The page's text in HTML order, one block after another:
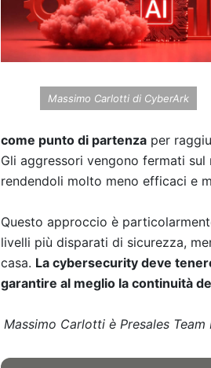
Massimo Carlotti di CyberArk
come punto di partenza per
Gli aggressori vengono fermati
rendendoli molto meno efficaci e
Questo approccio è
livelli più disparati di sicurezza,
casa. La cybersecurity deve
garantire al meglio la continuità
Massimo Carlotti è Presales Team